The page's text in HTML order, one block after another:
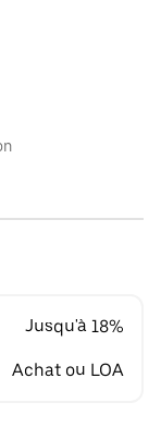
Jusqu'à 18%
Achat ou LOA